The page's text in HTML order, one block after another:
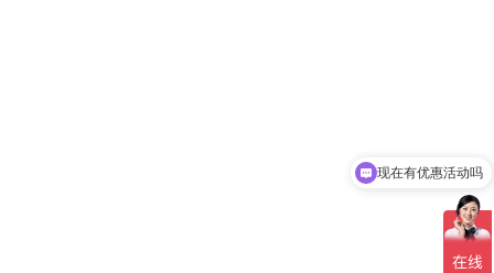
现在有优惠活动吗